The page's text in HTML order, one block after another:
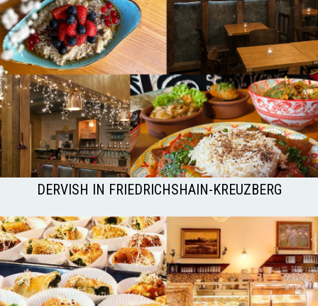
DERVISH IN FRIEDRICHSHAIN-KREUZBERG